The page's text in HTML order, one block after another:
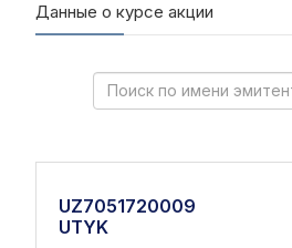
Данные о курсе акции
UZ7051720009
UTYK